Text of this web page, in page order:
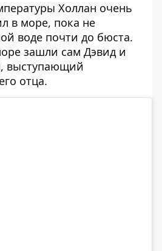
Холлан очень
в море, пока не
воде почти до бюста.
зашли сам Дэвид и
выступающий
отца.